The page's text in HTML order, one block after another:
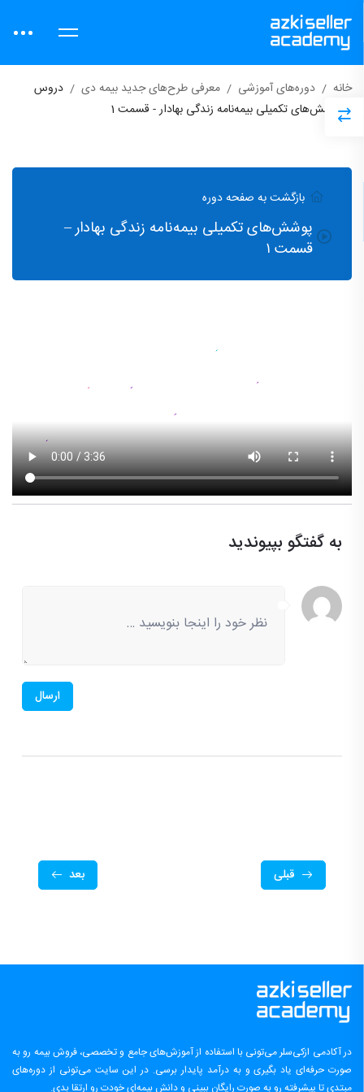
خانه دوره‌های آموزشی معرفی طرح‌های جدید بیمه دی
دروس
پوشش‌های تکمیلی بیمه‌نامه زندگی بهادار - قسمت 1
بازگشت به صفحه دوره
پوشش‌های تکمیلی بیمه‌نامه زندگی بهادار –
قسمت ۱
به گفتگو بپیوندید
ارسال
قبلی بعد
در آکادمی ازکی‌سلر می‌تونی با استفاده از آموزش‌های جامع و تخصصی، فروش بیمه رو به
صورت حرفه‌ای یاد بگیری و به درآمد پایدار برسی. در این سایت می‌تونی از دوره‌های
مبتدی تا پیشرفته رو به صورت رایگان ببینی و دانش بیمه‌ای خودت رو ارتقا بدی.